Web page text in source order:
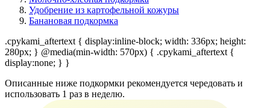
Удобрение из картофельной кожуры
Банановая подкормка
.cpykami_aftertext { display:inline-block; width: 336px; height:
280px; } @media(min-width: 570px) { .cpykami_aftertext {
display:none; } }
Описанные ниже подкормки рекомендуется чередовать и
использовать 1 раз в неделю.